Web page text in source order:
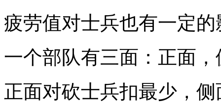
疲劳值对士兵也有一定的
一个部队有三面：正面
正面对砍士兵扣最少，